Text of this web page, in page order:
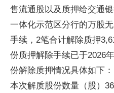
售流通股以及质押给交通
一体化示范区分行的万股
手续，2笔合计解除质押
份质押解除手续已于2026
份解除质押情况具体如下
本次解质股份数量（股）